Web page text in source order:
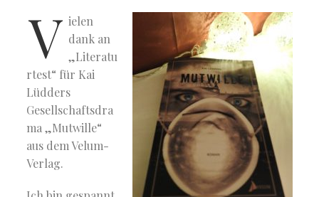
V ielen
dank an
„Literatu
rtest“ für Kai
Lüdders
Gesellschaftsdra
ma „Mutwille“
aus dem Velum-
Verlag.